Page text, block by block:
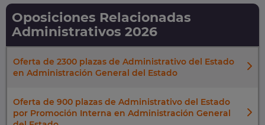
Oposiciones Relacionadas
Administrativos 2026
Oferta de 2300 plazas de Administrativo del Estado
en Administración General del Estado
Oferta de 900 plazas de Administrativo del Estado
por Promoción Interna en Administración General